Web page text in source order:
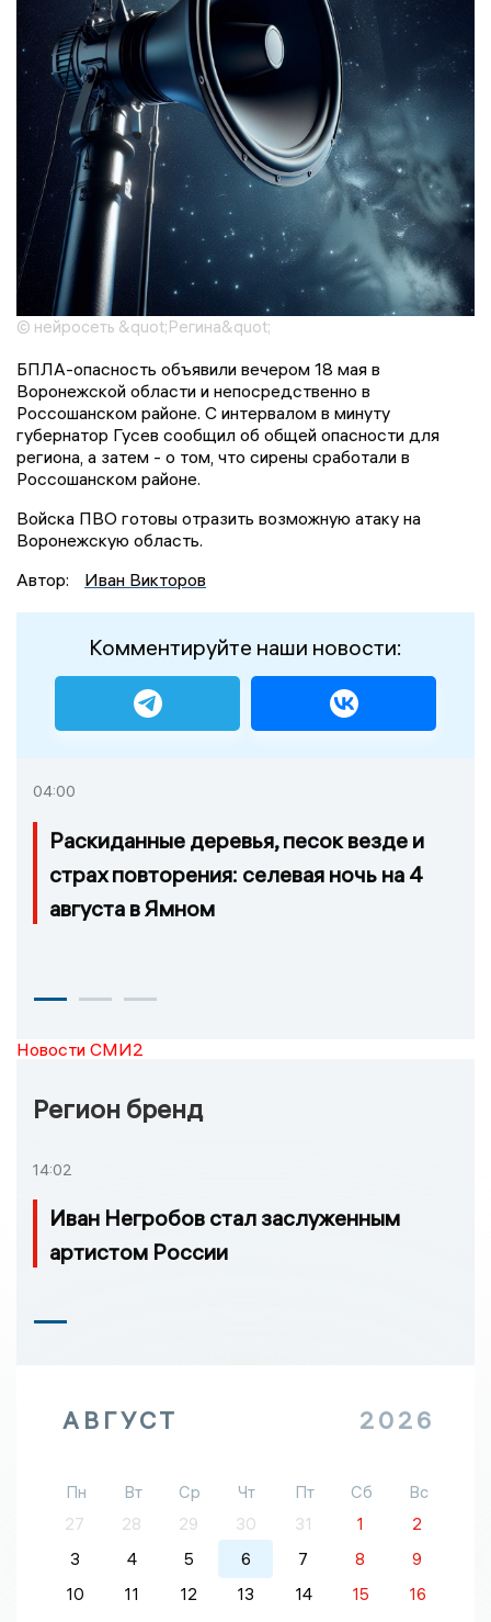
© нейросеть &quot;Регина&quot;
БПЛА-опасность объявили вечером 18 мая в
Воронежской области и непосредственно в
Россошанском районе. С интервалом в минуту
губернатор Гусев сообщил об общей опасности для
региона, а затем - о том, что сирены сработали в
Россошанском районе.
Войска ПВО готовы отразить возможную атаку на
Воронежскую область.
Автор:
Иван Викторов
Комментируйте наши новости:
04:00
Раскиданные деревья, песок везде и
страх повторения: селевая ночь на 4
августа в Ямном
Новости СМИ2
Регион бренд
14:02
Иван Негробов стал заслуженным
артистом России
АВГУСТ 2026
Пн Вт Ср Чт Пт Сб
Вс
27
28 29 30 31 1
2
3
4 5 6 7 8
9
10
11 12 13 14 15
16